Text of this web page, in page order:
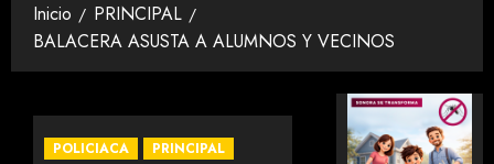
Inicio
PRINCIPAL
BALACERA ASUSTA A ALUMNOS Y VECINOS
POLICIACA PRINCIPAL